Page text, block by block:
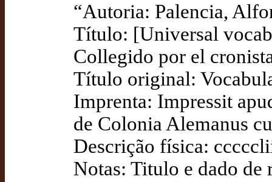
“Autoria: Palencia,
Título: [Universal
Collegido por el
Título original:
Imprenta: Impressit
de Colonia Alemanus
Descrição física:
Notas: Titulo e dado de